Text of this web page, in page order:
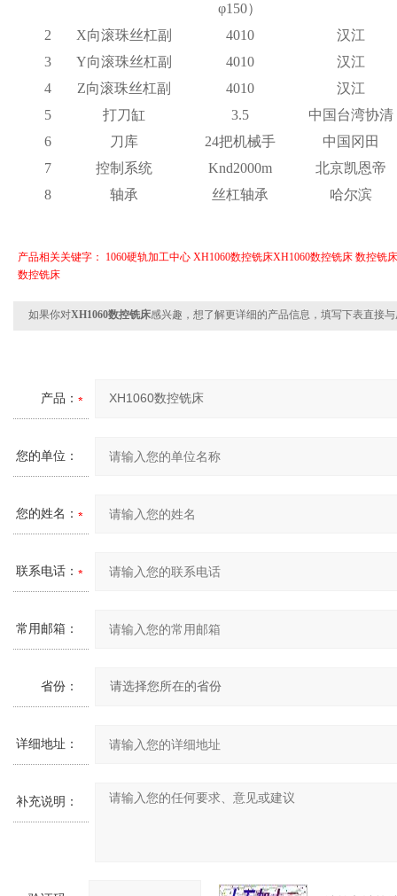
φ1 50）
2 X向滚珠丝杠副 4010
汉江
3
Y向滚珠丝杠副 4010
汉江
4
Z向滚珠丝杠副 4010
汉江
5
打刀缸 3.5
中国台湾协清
6
刀库 24把机械手
中国冈田
7
控制系统 Knd2000m
北京凯恩帝
8
轴承 丝杠轴承 哈尔滨
产品相关关键字： 1060硬轨加工中心 XH1060数控铣床XH1060数控铣床 数控铣床
数控铣床
如果你对XH1060数控铣床感兴趣，想了解更详细的产品信息，填写下表直接
产品：
您的单位：
您的姓名：
联系电话：
常用邮箱：
省份：
详细地址：
补充说明：